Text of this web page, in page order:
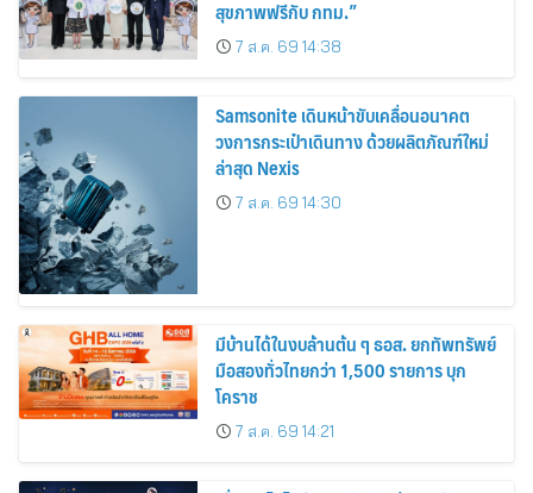
สุขภาพฟรีกับ กทม.”
7 ส.ค. 69 14:38
Samsonite เดินหน้าขับเคลื่อนอนาคต
วงการกระเป๋าเดินทาง ด้วยผลิตภัณฑ์ใหม่
ล่าสุด Nexis
7 ส.ค. 69 14:30
มีบ้านได้ในงบล้านต้น ๆ ธอส. ยกทัพทรัพย์
มือสองทั่วไทยกว่า 1,500 รายการ บุก
โคราช
7 ส.ค. 69 14:21